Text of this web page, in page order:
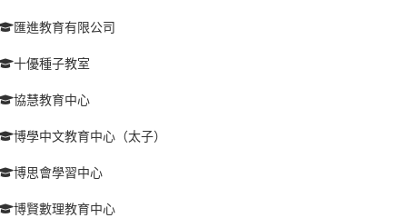
匯進教育有限公司
十優種子教室
協慧教育中心
博學中文教育中心（太子）
博思會學習中心
博賢數理教育中心